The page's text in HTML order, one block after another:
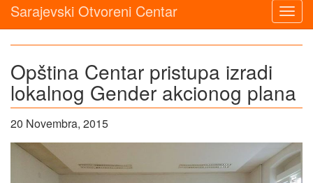
Sarajevski Otvoreni Centar
Opština Centar pristupa izradi
lokalnog Gender akcionog plana
20 Novembra, 2015